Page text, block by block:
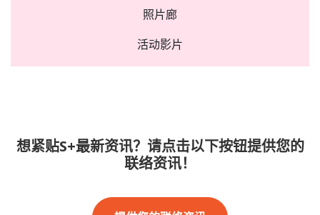
照片廊
活动影片
想紧贴S+最新资讯？请点击以下按钮提供您的
联络资讯！